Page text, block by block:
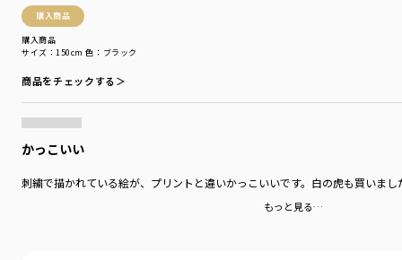
購入商品
購入商品
サイズ：150cm 色：ブラック
商品をチェックする＞
かっこいい
刺繍で描かれている絵が、プリントと違いかっこいいです。白の虎も買いまし
もっと見る…